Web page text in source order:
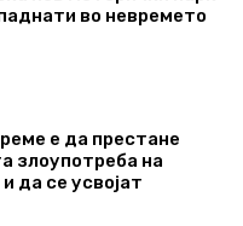
во невремето
е да престане
злоупотреба на
да се усвојат